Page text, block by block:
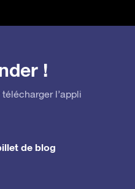
!
l’appli
de blog